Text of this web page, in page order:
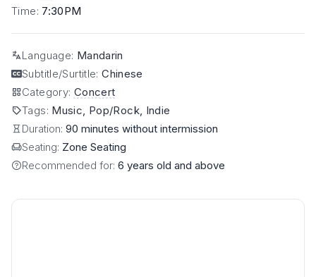
Time: 7:30PM
Language: Mandarin
Subtitle/Surtitle:Chinese
Category: Concert
Tags: Music, Pop/Rock, Indie
Duration: 90 minutes without intermission
Seating: Zone Seating
Recommended for: 6 years old and above